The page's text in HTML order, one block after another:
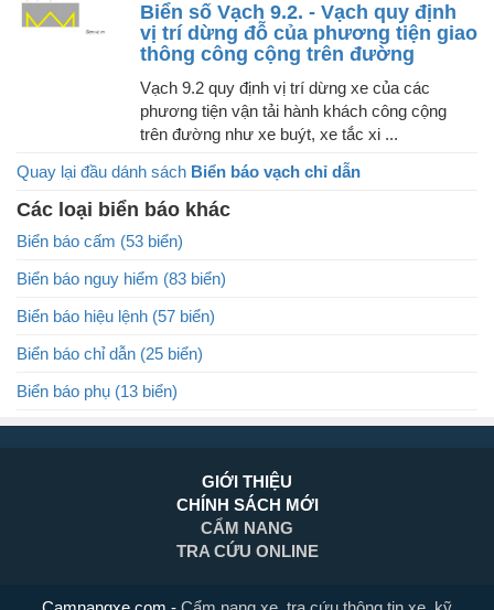
Biển số Vạch 9.2. - Vạch quy định
vị trí dừng đỗ của phương tiện giao
thông công cộng trên đường
Vạch 9.2 quy định vị trí dừng xe của các
phương tiện vận tải hành khách công cộng
trên đường như xe buýt, xe tắc xi ...
Quay lại đầu dánh sách Biển báo vạch chỉ dẫn
Các loại biển báo khác
Biển báo cấm (53 biển)
Biển báo nguy hiểm (83 biển)
Biển báo hiệu lệnh (57 biển)
Biển báo chỉ dẫn (25 biển)
Biển báo phụ (13 biển)
GIỚI THIỆU
CHÍNH SÁCH MỚI
CẨM NANG
TRA CỨU ONLINE